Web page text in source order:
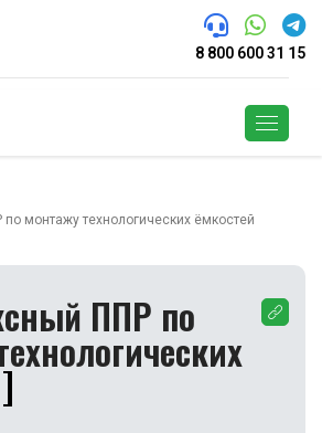
8 800 600 31 15
монтажу технологических ёмкостей
ППР по